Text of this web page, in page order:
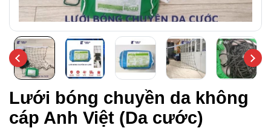
Lưới bóng chuyền da không
cáp Anh Việt (Da cước)